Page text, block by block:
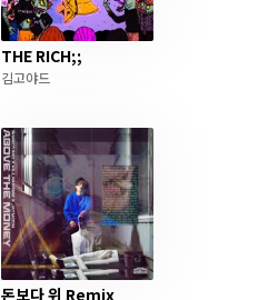
THE RICH;;
김고야드
돈보다 위 Remix